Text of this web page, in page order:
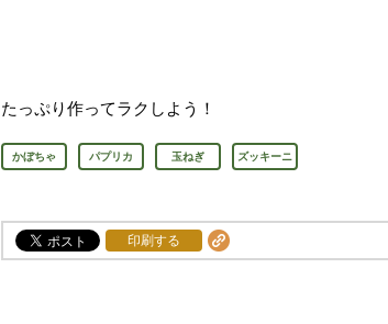
たっぷり作ってラクしよう！
かぼちゃ パプリカ 玉ねぎ ズッキーニ
印刷する